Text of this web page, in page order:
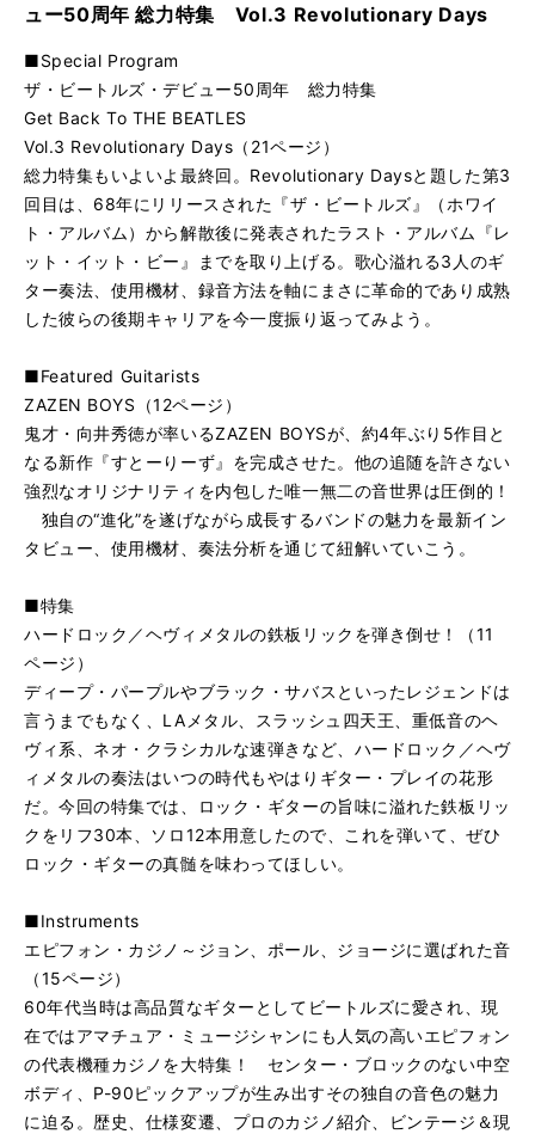
ュー50周年 総力特集 Vol.3 Revolutionary Days
■Special Program
ザ・ビートルズ・デビュー50周年 総力特集
Get Back To THE BEATLES
Vol.3 Revolutionary Days（21ページ）
総力特集もいよいよ最終回。Revolutionary Daysと題した第3
回目は、68年にリリースされた『ザ・ビートルズ』（ホワイ
ト・アルバム）から解散後に発表されたラスト・アルバム『レ
ット・イット・ビー』までを取り上げる。歌心溢れる3人のギ
ター奏法、使用機材、録音方法を軸にまさに革命的であり成熟
した彼らの後期キャリアを今一度振り返ってみよう。
■Featured Guitarists
ZAZEN BOYS（12ページ）
鬼才・向井秀徳が率いるZAZEN BOYSが、約4年ぶり5作目と
なる新作『すとーりーず』を完成させた。他の追随を許さない
強烈なオリジナリティを内包した唯一無二の音世界は圧倒的！
独自の“進化”を遂げながら成長するバンドの魅力を最新イン
タビュー、使用機材、奏法分析を通じて紐解いていこう。
■特集
ハードロック／ヘヴィメタルの鉄板リックを弾き倒せ！（11
ページ）
ディープ・パープルやブラック・サバスといったレジェンドは
言うまでもなく、LAメタル、スラッシュ四天王、重低音のヘ
ヴィ系、ネオ・クラシカルな速弾きなど、ハードロック／ヘヴ
ィメタルの奏法はいつの時代もやはりギター・プレイの花形
だ。今回の特集では、ロック・ギターの旨味に溢れた鉄板リッ
クをリフ30本、ソロ12本用意したので、これを弾いて、ぜひ
ロック・ギターの真髄を味わってほしい。
■Instruments
エピフォン・カジノ～ジョン、ポール、ジョージに選ばれた音
（15ページ）
60年代当時は高品質なギターとしてビートルズに愛され、現
在ではアマチュア・ミュージシャンにも人気の高いエピフォン
の代表機種カジノを大特集！ センター・ブロックのない中空
ボディ、P-90ピックアップが生み出すその独自の音色の魅力
に迫る。歴史、仕様変遷、プロのカジノ紹介、ビンテージ＆現